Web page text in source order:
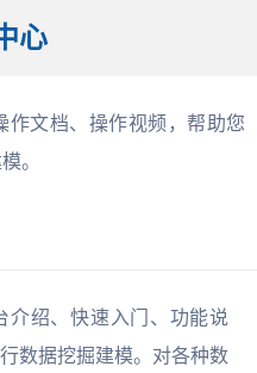
心
作文档、操作视频，帮助您
。
介绍、快速入门、功能说
数据挖掘建模。对各种数